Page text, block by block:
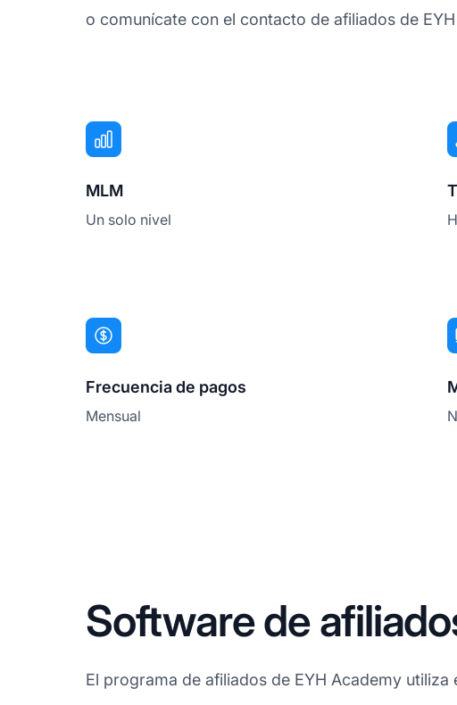
o comunícate con el contacto de afiliados de
MLM
Un solo nivel
Frecuencia de pagos
Mensual
Software de
El programa de afiliados de EYH Academy utiliza